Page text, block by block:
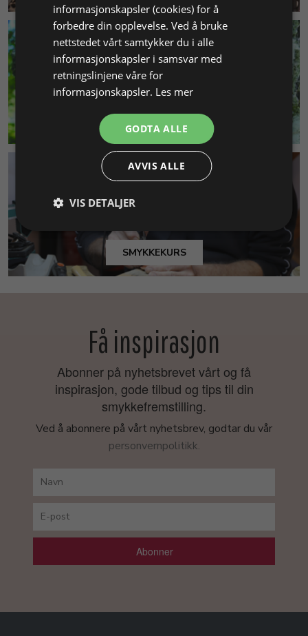
MILJØ & BÆREKRAFT
SMYKKEKURS
Få inspirasjon
Abonner på nyhetsbrevet vårt og få
inspirasjon, gode tilbud og tips til din
smykkefremstilling.
Ved å abonnere på vårt nyhetsbrev, godtar du vår
personvernpolitikk.
Abonner
informasjonskapsler (cookies) for å
forbedre din opplevelse. Ved å bruke
nettstedet vårt samtykker du i alle
informasjonskapsler i samsvar med
retningslinjene våre for
informasjonskapsler. Les mer
GODTA ALLE
AVVIS ALLE
VIS DETALJER